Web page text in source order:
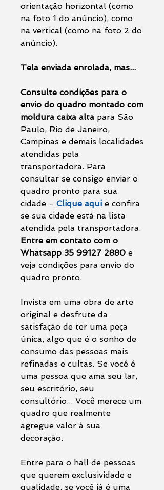
orientação horizontal (como
na foto 1 do anúncio), como
na vertical (como na foto 2 do
anúncio).
Tela enviada enrolada, mas...
Consulte condições para o
envio do quadro montado com
moldura caixa alta para São
Paulo, Rio de Janeiro,
Campinas e demais localidades
atendidas pela
transportadora. Para
consultar se consigo enviar o
quadro pronto para sua
cidade - Clique aqui e confira
se sua cidade está na lista
atendida pela transportadora.
Entre em contato com o
Whatsapp 35 99127 2880 e
veja condições para envio do
quadro pronto.
Invista em uma obra de arte
original e desfrute da
satisfação de ter uma peça
única, algo que é o sonho de
consumo das pessoas mais
refinadas e cultas. Se você é
uma pessoa que ama seu lar,
seu escritório, seu
consultório... Você merece um
quadro que realmente
agregue valor à sua
decoração.
Entre para o hall de pessoas
que querem exclusividade e
qualidade, se você já é uma